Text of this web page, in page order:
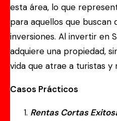
esta área, lo que
para aquellos que
inversiones. Al invertir en
adquiere una propiedad,
vida que atrae a turistas y
Casos Prácticos
Rentas Cortas